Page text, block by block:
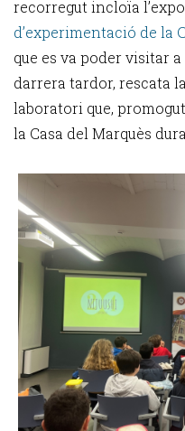
recorregut incloïa
d’experimentació de la
que es va poder visitar
darrera tardor, rescata
laboratori que, promogut
la Casa del Marquès